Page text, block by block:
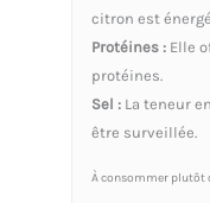
citron est
Protéines : Elle
protéines.
Sel : La teneur
être surveillée.
À consommer plutôt